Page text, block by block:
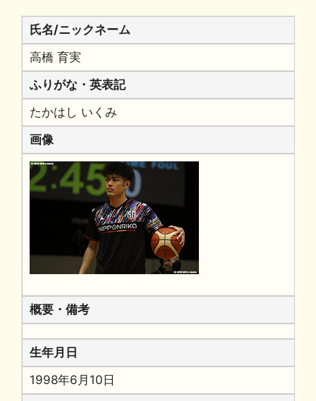
氏名/ニックネーム
高橋 育実
ふりがな・英表記
たかはし いくみ
画像
概要・備考
生年月日
1998年6月10日